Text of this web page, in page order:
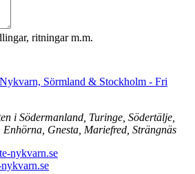
ritningar m.m.
Sörmland & Stockholm - Fri
i Södermanland, Turinge, Södertälje,
Gnesta, Mariefred, Strängnäs
nykvarn.se